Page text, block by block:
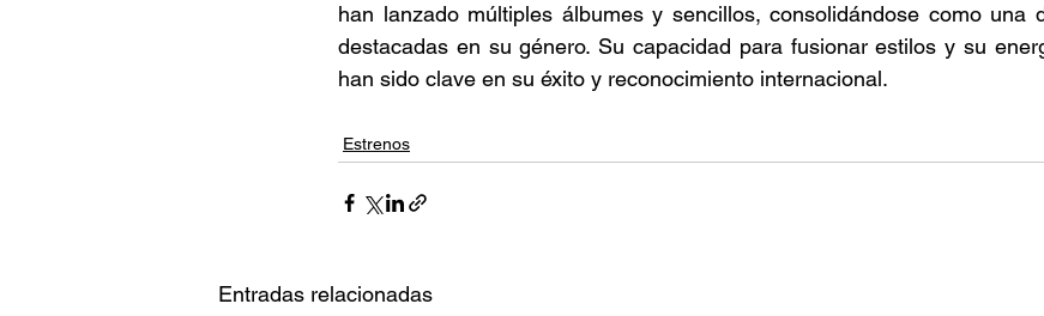
han lanzado múltiples álbumes y sencillos, consolidándose como una
destacadas en su género. Su capacidad para fusionar estilos y su
han sido clave en su éxito y reconocimiento internacional.
Estrenos
Entradas relacionadas